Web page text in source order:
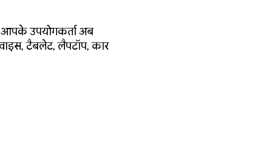
आपके उपयोगकर्ता अब
टैबलेट, लैपटॉप, कार